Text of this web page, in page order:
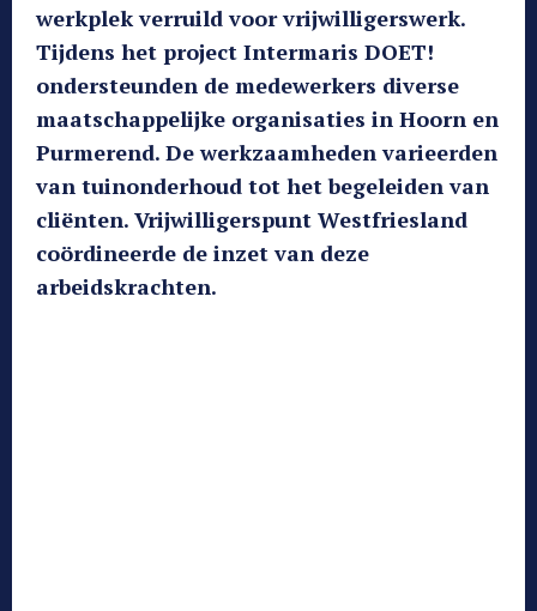
werkplek verruild voor vrijwilligerswerk.
Tijdens het project Intermaris DOET!
ondersteunden de medewerkers diverse
maatschappelijke organisaties in Hoorn en
Purmerend. De werkzaamheden varieerden
van tuinonderhoud tot het begeleiden van
cliënten. Vrijwilligerspunt Westfriesland
coördineerde de inzet van deze
arbeidskrachten.